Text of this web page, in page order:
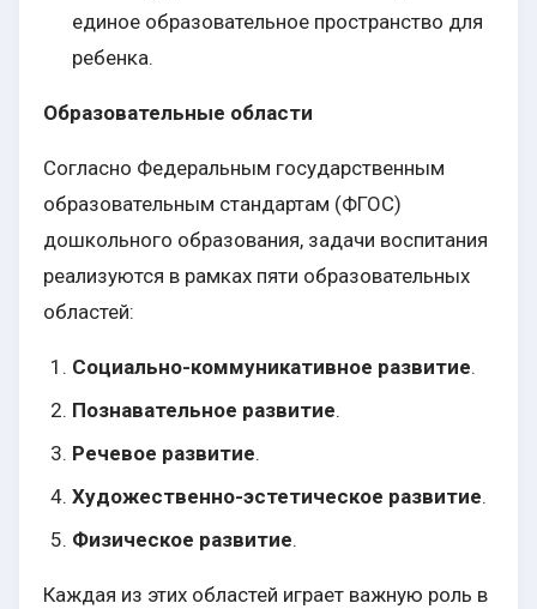
единое образовательное пространство для
ребенка.
Образовательные области
Согласно Федеральным государственным
образовательным стандартам (ФГОС)
дошкольного образования, задачи воспитания
реализуются в рамках пяти образовательных
областей:
Социально-коммуникативное развитие.
Познавательное развитие.
Речевое развитие.
Художественно-эстетическое развитие.
Физическое развитие.
Каждая из этих областей играет важную роль в